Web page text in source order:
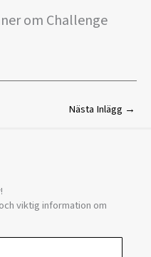
om Challenge
Nästa Inlägg →
viktig information om